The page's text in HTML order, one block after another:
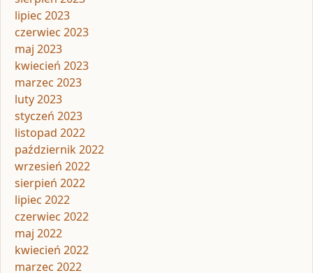
lipiec 2023
czerwiec 2023
maj 2023
kwiecień 2023
marzec 2023
luty 2023
styczeń 2023
listopad 2022
październik 2022
wrzesień 2022
sierpień 2022
lipiec 2022
czerwiec 2022
maj 2022
kwiecień 2022
marzec 2022